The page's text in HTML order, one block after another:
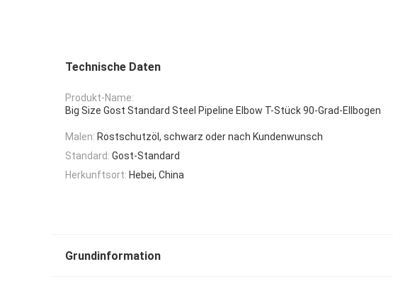
Technische Daten
Produkt-Name:
Big Size Gost Standard Steel Pipeline Elbow T-Stück 90-Grad-Ellbogen
Malen: Rostschutzöl, schwarz oder nach Kundenwunsch
Standard: Gost-Standard
Herkunftsort: Hebei, China
Grundinformation